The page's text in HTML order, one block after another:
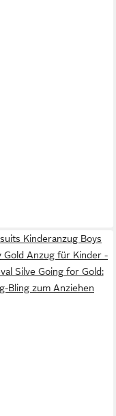
Kinderanzug Boys
Gold Anzug für Kinder -
Silve Going for Gold:
Bling zum Anziehen